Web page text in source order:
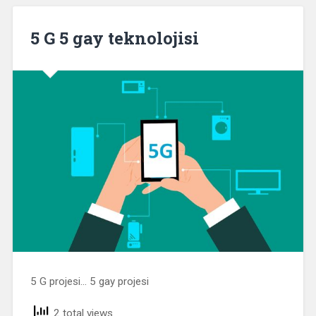
5 G 5 gay teknolojisi
5 G projesi… 5 gay projesi
2 total views